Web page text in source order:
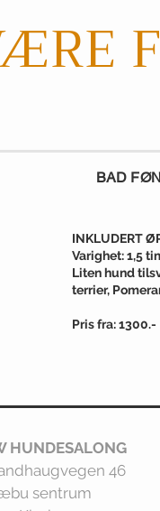
BAD
INKLUDERT
Varighet: 1,5
Liten hund
terrier,
Pris fra: 1300.-
HUNDESALONG
46
sentrum